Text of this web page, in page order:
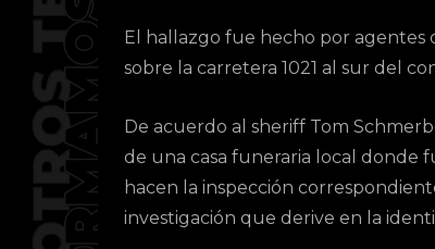
El hallazgo fue hecho por
sobre la carretera 1021 al sur del
De acuerdo al sheriff Tom
de una casa funeraria local donde
hacen la inspección
investigación que derive en la